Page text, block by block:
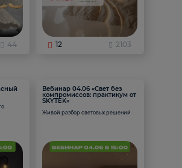
44 12 2103
Вебинар 04.06 «Свет без
компромиссов: практикум от
SKYTEK»
Живой разбор световых решений